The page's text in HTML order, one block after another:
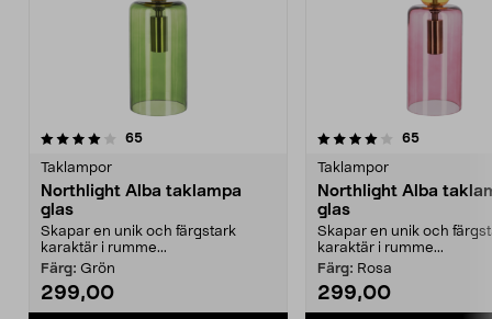
65recensioner
Taklampor
Northlight Alba taklampa
glas
Skapar en unik och färgstark
karaktär i rumme...
Färg: Grön
299,00
4.0av 5 stjärnor 65recensioner
Taklampor
Northlight Alba
glas
Skapar en unik och
karaktär i rumme...
Färg: Rosa
299,00